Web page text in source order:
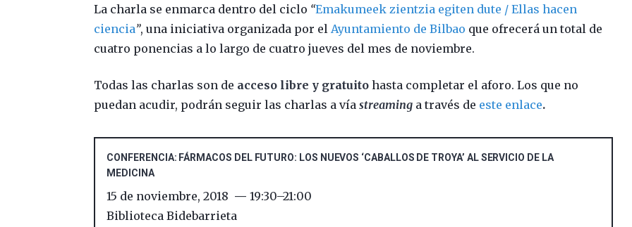
La charla se enmarca dentro del ciclo “Emakumeek zientzia egiten dute / Ellas hacen
ciencia”, una iniciativa organizada por el Ayuntamiento de Bilbao que ofrecerá un total de
cuatro ponencias a lo largo de cuatro jueves del mes de noviembre.
Todas las charlas son de acceso libre y gratuito hasta completar el aforo. Los que no
puedan acudir, podrán seguir las charlas a víastreaming a través de este enlace.
CONFERENCIA: FÁRMACOS DEL FUTURO: LOS NUEVOS ‘CABALLOS DE TROYA’ AL SERVICIO DE LA
MEDICINA
15 de noviembre, 2018 19:30–21:00
Biblioteca Bidebarrieta